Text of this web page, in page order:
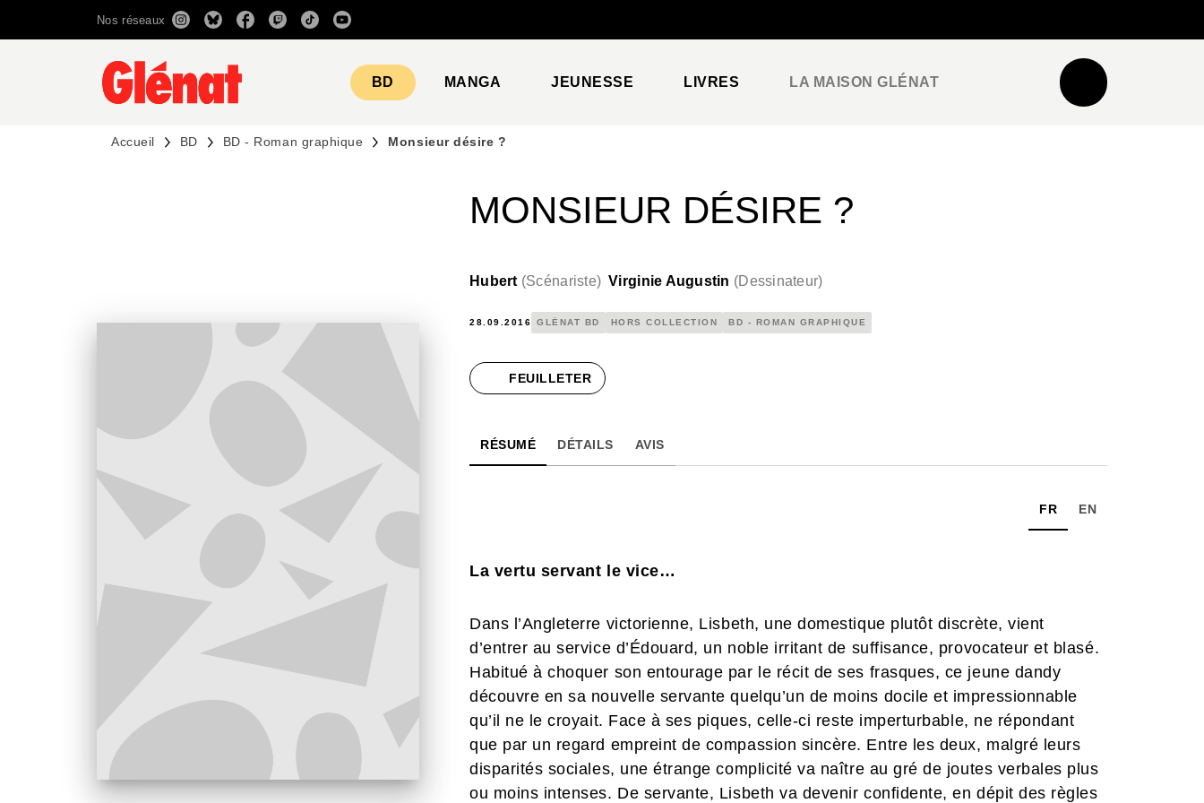
RECHERCHE CONTENU
Nos réseaux
BD MANGA JEUNESSE LIVRES LA MAISON GLÉNAT
Accueil BD BD - Roman graphique Monsieur désire ?
MONSIEUR DÉSIRE ?
Hubert (Scénariste) Virginie Augustin (Dessinateur)
28.09.2016 GLÉNAT BD HORS COLLECTION BD - ROMAN GRAPHIQUE
FEUILLETER
RÉSUMÉ DÉTAILS AVIS
FR EN
La vertu servant le vice…
Dans l’Angleterre victorienne, Lisbeth, une domestique plutôt discrète, vient
d’entrer au service d’Édouard, un noble irritant de suffisance, provocateur et blasé.
Habitué à choquer son entourage par le récit de ses frasques, ce jeune dandy
découvre en sa nouvelle servante quelqu’un de moins docile et impressionnable
qu’il ne le croyait. Face à ses piques, celle-ci reste imperturbable, ne répondant
que par un regard empreint de compassion sincère. Entre les deux, malgré leurs
disparités sociales, une étrange complicité va naître au gré de joutes verbales plus
ou moins intenses. De servante, Lisbeth va devenir confidente, en dépit des règles